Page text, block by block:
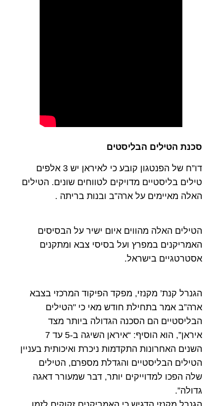
סכנת הטילים הבליסטים
דו”ח של הפנטגון קובע כי לאיראן יש 3 אלפים
טילים בליסטיים מדויקים לטווחים שונים. הטילים
האלה מאיימים על ארה”ב ובנות בריתה .
הטילים האלה מהווים איום ישיר על הבסיסים
האמריקנים במפרץ ועל בסיסי צבא ומתקנים
אסטרטגיים בישראל.
הגנרל קנת’ מקנזי, מפקד הפיקוד המרכזי בצבא
ארה”ב אמר בתחילת חודש מאי כי "הטילים
הבליסטיים הם הסכנה הגדולה ביותר מצד
איראן”, הוא הוסיף: “איראן השיגה ב-5 עד 7
השנים האחרונות התקדמות ניכרת ואיכותית בעניין
הטילים הבליסטיים והגדלת מספרם, הטילים
שלה הפכו למדוייקים יותר, דבר שמעורר דאגה
גדולה”.